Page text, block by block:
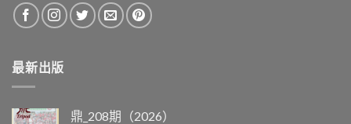
最新出版
鼎_208期（2026）